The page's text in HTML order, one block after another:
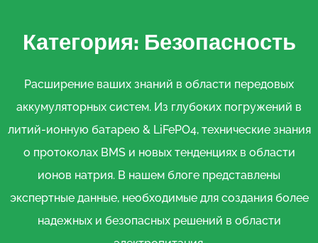
Категория: Безопасность
Расширение ваших знаний в области передовых
аккумуляторных систем. Из глубоких погружений в
литий-ионную батарею & LiFePO4, технические знания
о протоколах BMS и новых тенденциях в области
ионов натрия. В нашем блоге представлены
экспертные данные, необходимые для создания более
надежных и безопасных решений в области